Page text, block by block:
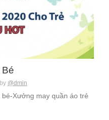
by @dmin
Xưởng may quần áo trẻ